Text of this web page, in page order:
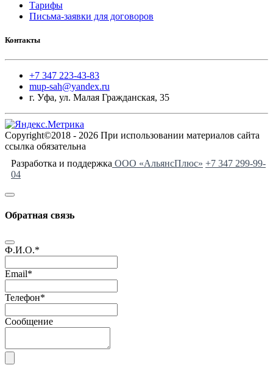
Тарифы
Письма-заявки для договоров
Контакты
+7 347 223-43-83
mup-sah@yandex.ru
г. Уфа, ул. Малая Гражданская, 35
Copyright©2018 - 2026 При использовании материалов сайта
ссылка обязательна
Разработка и поддержка ООО «АльянсПлюс» +7 347 299-99-
04
Обратная связь
Ф.И.О.*
Email*
Телефон*
Сообщение